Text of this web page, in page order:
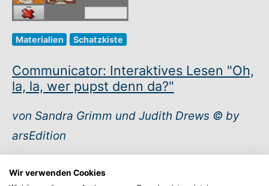
Materialien Schatzkiste
Communicator: Interaktives Lesen "Oh,
la, la, wer pupst denn da?"
von Sandra Grimm und Judith Drews © by
arsEdition
Wir verwenden Cookies